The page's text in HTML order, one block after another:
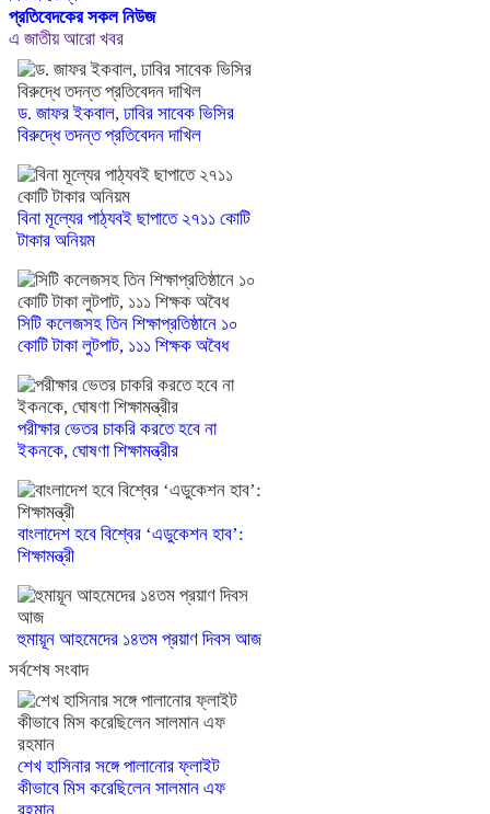
প্রতিবেদকের সকল নিউজ
এ জাতীয় আরো খবর
ড. জাফর ইকবাল, ঢাবির সাবেক ভিসির
বিরুদ্ধে তদন্ত প্রতিবেদন দাখিল
বিনা মূল্যের পাঠ্যবই ছাপাতে ২৭১১ কোটি
টাকার অনিয়ম
সিটি কলেজসহ তিন শিক্ষাপ্রতিষ্ঠানে ১০
কোটি টাকা লুটপাট, ১১১ শিক্ষক অবৈধ
পরীক্ষার ভেতর চাকরি করতে হবে না
ইকনকে, ঘোষণা শিক্ষামন্ত্রীর
বাংলাদেশ হবে বিশ্বের ‘এডুকেশন হাব’:
শিক্ষামন্ত্রী
হুমায়ূন আহমেদের ১৪তম প্রয়াণ দিবস আজ
সর্বশেষ সংবাদ
শেখ হাসিনার সঙ্গে পালানোর ফ্লাইট
কীভাবে মিস করেছিলেন সালমান এফ